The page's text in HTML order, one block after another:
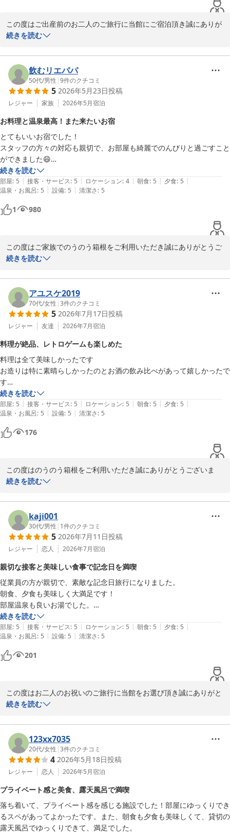
連れだったこともあり、お部屋の音が聞こえるところは気になりました
この度はご出産前のお二人のご旅行に当館にご宿泊頂き誠にありが
とうございます。またご丁寧にご滞在中のお写真をご投稿頂きお礼
理スタッフも喜んでおります。「総じて大満足の旅」とお言葉が頂
けましたがお言葉頂いてしまいました件につきましては対応を検討
させて頂きます。今後もお客様から頂くご意見を確りと受け止め
日々レベルの向上をスタッフ一同目指して参ります。是非次回はご
家族三人で当館に再来くださいませ。
2026-06-10
続きを読む
飲むリエパパ
50代/男性 |9件のクチコミ
5 2026年5月23日投稿
レジャー 家族 2026年5月宿泊
お料理と温泉最高！また来たいお宿
とてもいいお宿でした！
スタッフの方々の対応も親切で、お部屋も綺麗でのんびりと過ごすこと
ができました😄
お料理もどれも美味しく、特に夕飯の刺身の4点盛りや朝食の鯵の開き
は絶品！！また食べたい！
日本酒飲み比べも、美味しく楽しい！
のうのうオリジナルの日本酒は激うまでした！
続きを読む
部屋: 5 | 接客・サービス: 5 | ロケーション: 4 | 朝食: 5 | 夕食: 5 |
温泉・お風呂: 5 | 設備: 5 | 清潔さ: 5
1 980
この度はご家族でのうのう箱根をご利用いただき誠にありがとうご
ざいます。またご丁寧に貴重なご滞在のご感想をご投稿頂きお礼申
葉を賜り、ゆったりとしたお時間をお過ごしいただけたご様子に、
大変嬉しく拝読いたしました。また、料理につきましてもご満足い
ただけたこと、特に夕食のお刺身四点盛りや朝食の鯵の開きをお気
に召して頂けたことは、調理スタッフにとりましても大きな励みと
なります。日本酒の飲み比べや、のうのうオリジナルの日本酒もお
より一層ご満足いただける宿を目指し、努めて参ります。
のうのう箱根スタッフ一同
強羅温泉 強羅にごりの湯宿 のうのう箱根
2026-05-23
続きを読む
アユスケ2019
70代/女性 |3件のクチコミ
5 2026年7月17日投稿
レジャー 友達 2026年7月宿泊
料理が絶品、レトロゲームも楽しめた
料理は全て美味しかったです
お造りは特に素晴らしかったのとお酒の飲み比べがあって嬉しかったで
す
部屋にはレトロなゲームがあって年甲斐もなく黒ひげ危機一髪で遊びま
した
続きを読む
部屋: 5 | 接客・サービス: 5 | ロケーション: 5 | 朝食: 5 | 夕食: 5 |
温泉・お風呂: 5 | 設備: 5 | 清潔さ: 5
176
この度はのうのう箱根をご利用いただき誠にありがとうございま
す。またご丁寧に貴重なご滞在のご感想をお写真と共にご投稿頂き
当館の食事に「料理が絶品」とまでお言葉が頂け大変嬉しく思いま
す。当館では季節の食材を使ってお食事をご用意しておりますの
で、是非季節を変えて当館に再来頂ければ幸いでございます。その
他の面につきましても更なるレベルの向上を目指して参ります。あ
りがとうございました。
2026-07-17
続きを読む
kaji001
30代/男性 | 1件のクチコミ
5 2026年7月11日投稿
レジャー 恋人 2026年7月宿泊
親切な接客と美味しい食事で記念日を満喫
従業員の方が親切で、素敵な記念日旅行になりました。
朝食、夕食も美味しく大満足です！
部屋温泉も良いお湯でした。
また機会があればお願いします！
続きを読む
部屋: 5 | 接客・サービス: 5 | ロケーション: 5 | 朝食: 5 | 夕食: 5 |
温泉・お風呂: 5 | 設備: 5 | 清潔さ: 5
201
この度はお二人のお祝いのご旅行に当館をお選び頂き誠にありがと
うございました。またご丁寧に貴重なご滞在のご感想をお写真と共
良い思い出になられたご様子で大変嬉しく思います。今後もご宿泊
頂くお客様に合ったサービスをご用意しお出迎えが出来る様にスタ
ッフ一同日々精進して参りますので是非、お二人の他の記念日等で
当館に再来頂ければ幸いでございます。ありがとうございました。
のうのう箱根スタッフ一同
強羅温泉 強羅にごりの湯宿 のうのう箱根
2026-07-11
続きを読む
123xx7035
20代/女性 |3件のクチコミ
4 2026年5月18日投稿
レジャー 恋人 2026年5月宿泊
プライベート感と美食、露天風呂で満喫
落ち着いて、プライベート感を感じる施設でした！部屋にゆっくりでき
るスペがあってよかったです。また、朝食も夕食も美味しくて、貸切の
露天風呂でゆっくりできて、満足でした。